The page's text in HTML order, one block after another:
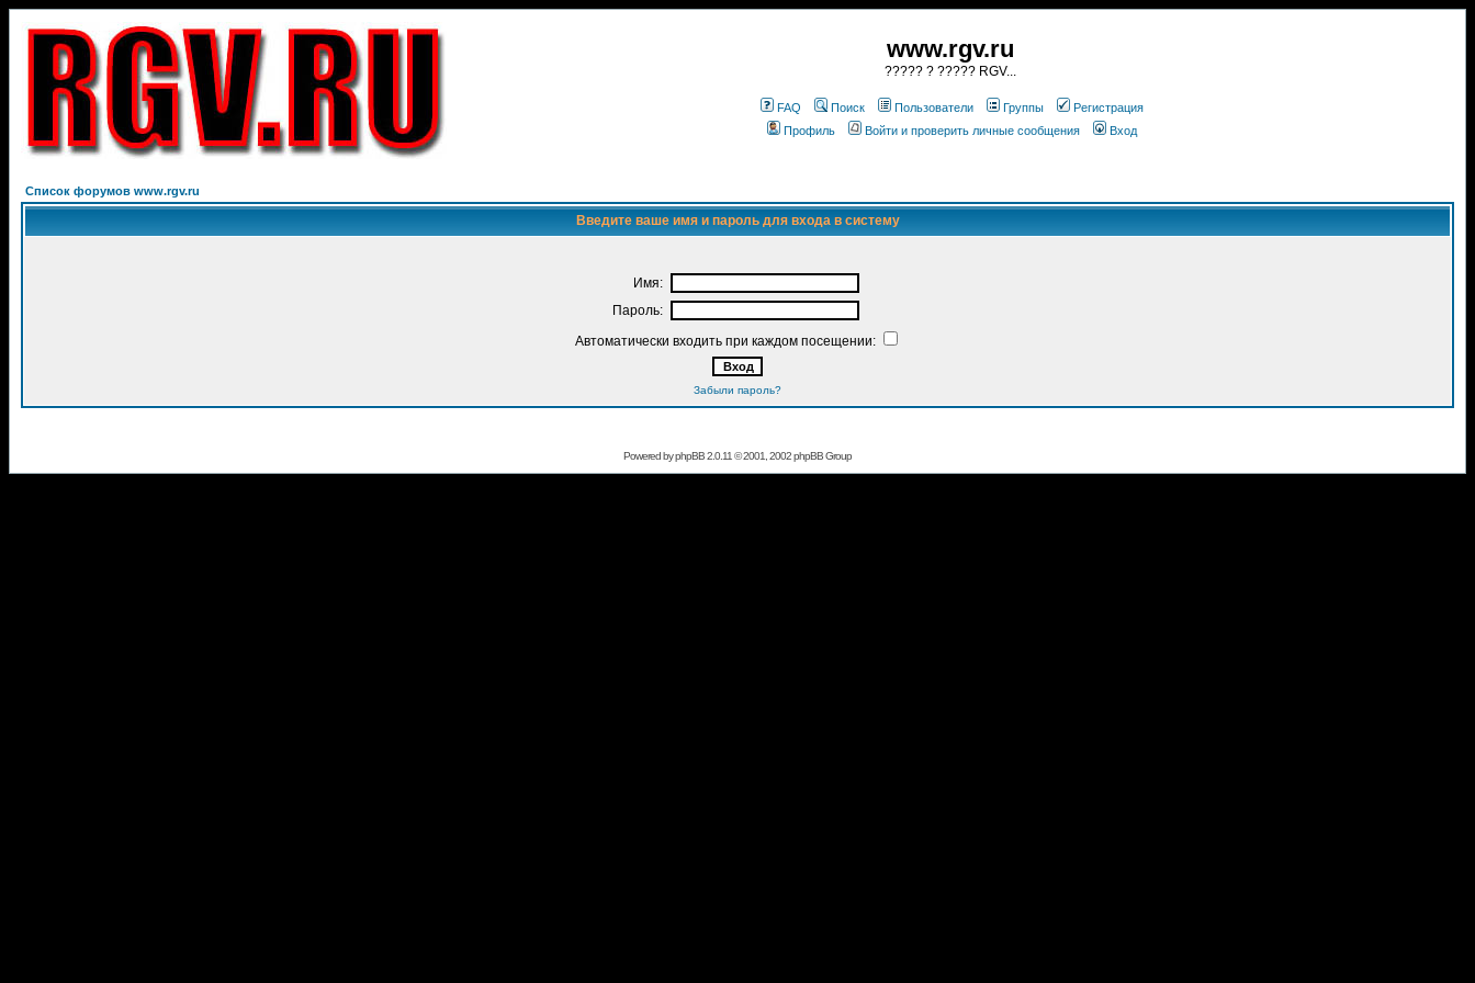
www.rgv.ru
????? ? ????? RGV...
FAQ Поиск Пользователи Группы
Регистрация
Профиль
Войти и проверить личные сообщения Вход
Список форумов www.rgv.ru
Введите ваше имя и пароль для входа в систему
Имя:
Пароль:
Автоматически входить при каждом посещении:
Забыли пароль?
Powered byphpBB2.0.11 © 2001, 2002 phpBB Group